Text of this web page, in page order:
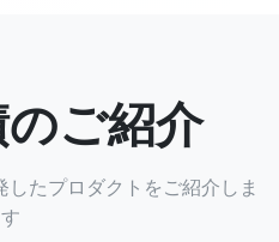
ご紹介
したプロダクトをご紹介しま
す